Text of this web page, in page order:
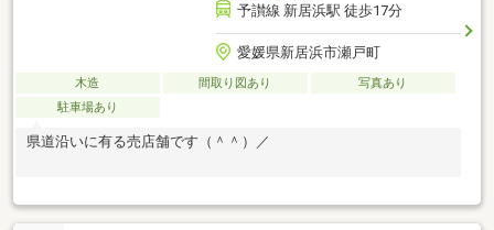
予讃線 新居浜駅 徒歩17分
愛媛県新居浜市瀬戸町
木造 間取り図あり
写真あり
駐車場あり
県道沿いに有る売店舗です（＾＾）／